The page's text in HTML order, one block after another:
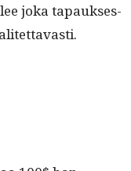
joka tapauk­ses­